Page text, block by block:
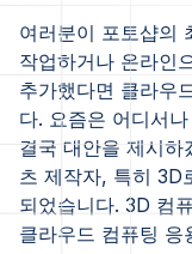
여러분이 포토샵의
작업하거나 온라인
추가했다면 클라우
다. 요즘은 어디서
결국 대안을 제시하
츠 제작자, 특히 3D
되었습니다. 3D 컴
클라우드 컴퓨팅 응